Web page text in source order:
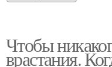
Чтобы
врастания.